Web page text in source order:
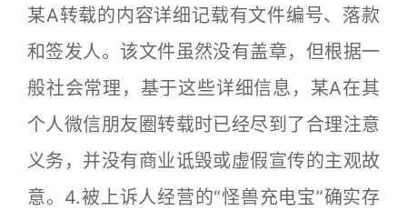
某A转载的内容详细记载有文件编号、落款
和签发人。该文件虽然没有盖章，但根据一
般社会常理，基于这些详细信息，某A在其
个人微信朋友圈转载时已经尽到了合理注意
义务，并没有商业诋毁或虚假宣传的主观故
意。4.被上诉人经营的“怪兽充电宝”确实存